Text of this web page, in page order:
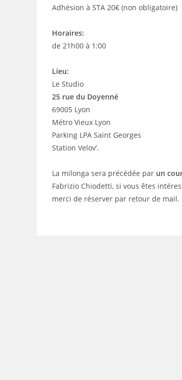
Adhésion à STA 20€ (non obligatoire)
Horaires:
de 21h00 à 1:00
Lieu:
Le Studio
25 rue du Doyenné
69005 Lyon
Métro Vieux Lyon
Parking LPA Saint Georges
Station Velov’.
La milonga sera précédée par un
Fabrizio Chiodetti, si vous êtes
merci de réserver par retour de mail.